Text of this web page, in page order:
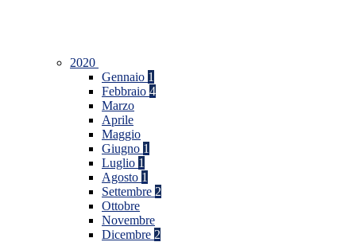
2020
Gennaio 1
Febbraio 4
Marzo
Aprile
Maggio
Giugno 1
Luglio 1
Agosto 1
Settembre 2
Ottobre
Novembre
Dicembre 2